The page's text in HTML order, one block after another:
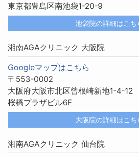
東京都豊島区南池袋1-20-9
池袋院の詳細はこち
湘南AGAクリニック 大阪院
Googleマップはこちら
〒553-0002
大阪府大阪市北区曾根崎新地1-4-12
桜橋プラザビル6F
大阪院の詳細はこち
湘南AGAクリニック 仙台院